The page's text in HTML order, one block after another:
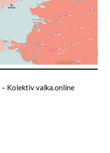
– Kolektiv valka.online